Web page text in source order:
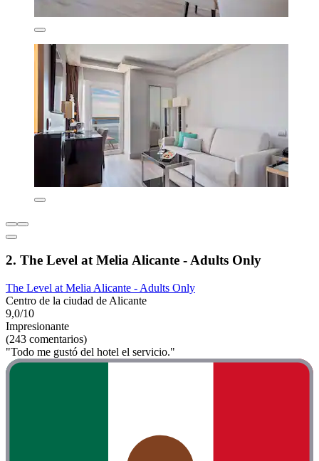
2. The Level at Melia Alicante - Adults Only
The Level at Melia Alicante - Adults Only
Centro de la ciudad de Alicante
9,0/10
Impresionante
(243 comentarios)
"Todo me gustó del hotel el servicio."